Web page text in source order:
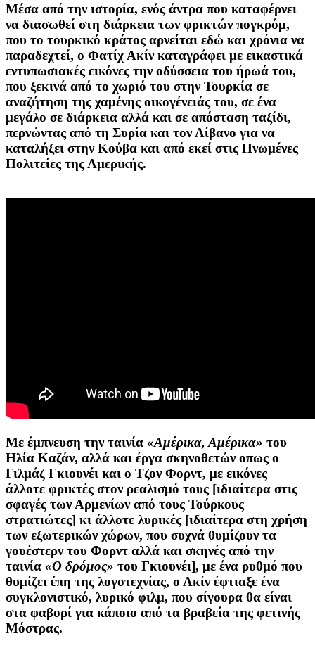
Μέσα από την ιστορία, ενός άντρα που καταφέρνει
να διασωθεί στη διάρκεια των φρικτών πογκρόμ,
που το τουρκικό κράτος αρνείται εδώ και χρόνια να
παραδεχτεί, ο Φατίχ Ακίν καταγράφει με εικαστικά
εντυπωσιακές εικόνες την οδύσσεια του ήρωά του,
που ξεκινά από το χωριό του στην Τουρκία σε
αναζήτηση της χαμένης οικογένειάς του, σε ένα
μεγάλο σε διάρκεια αλλά και σε απόσταση ταξίδι,
περνώντας από τη Συρία και τον Λίβανο για να
καταλήξει στην Κούβα και από εκεί στις Ηνωμένες
Πολιτείες της Αμερικής.
Με έμπνευση την ταινία «Αμέρικα, Αμέρικα» του
Ηλία Καζάν, αλλά και έργα σκηνοθετών οπως ο
Γιλμάζ Γκιουνέι και ο Τζον Φορντ, με εικόνες
άλλοτε φρικτές στον ρεαλισμό τους [ιδιαίτερα στις
σφαγές των Αρμενίων από τους Τούρκους
στρατιώτες] κι άλλοτε λυρικές [ιδιαίτερα στη χρήση
των εξωτερικών χώρων, που συχνά θυμίζουν τα
γουέστερν του Φορντ αλλά και σκηνές από την
ταινία «Ο δρόμος» του Γκιουνέι], με ένα ρυθμό που
θυμίζει έπη της λογοτεχνίας, ο Ακίν έφτιαξε ένα
συγκλονιστικό, λυρικό φιλμ, που σίγουρα θα είναι
στα φαβορί για κάποιο από τα βραβεία της φετινής
Μόστρας.